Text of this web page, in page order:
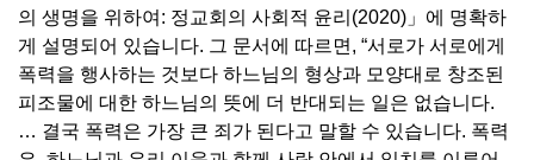
의 생명을 위하여: 정교회의 사회적 윤리(2020)」에 명확하
게 설명되어 있습니다. 그 문서에 따르면, “서로가 서로에게
폭력을 행사하는 것보다 하느님의 형상과 모양대로 창조된
피조물에 대한 하느님의 뜻에 더 반대되는 일은 없습니다.
… 결국 폭력은 가장 큰 죄가 된다고 말할 수 있습니다. 폭력